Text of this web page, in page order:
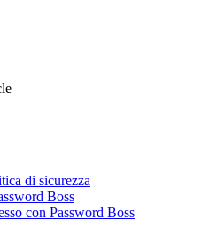
di sicurezza
Boss
con Password Boss